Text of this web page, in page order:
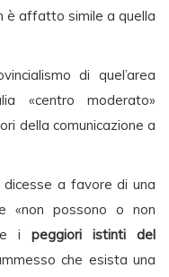
è affatto simile a quella
di quel’area
«centro moderato»
della comunicazione a
a favore di una
«non possono o non
i peggiori istinti del
che esista una